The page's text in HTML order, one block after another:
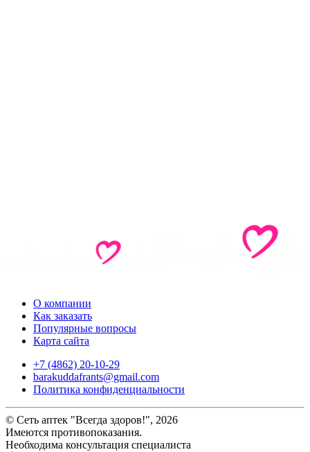
О компании
Как заказать
Популярные вопросы
Карта сайта
+7 (4862) 20-10-29
barakuddafrants@gmail.com
Политика конфиденциальности
© Сеть аптек "Всегда здоров!", 2026
Имеются противопоказания.
Необходима консультация специалиста